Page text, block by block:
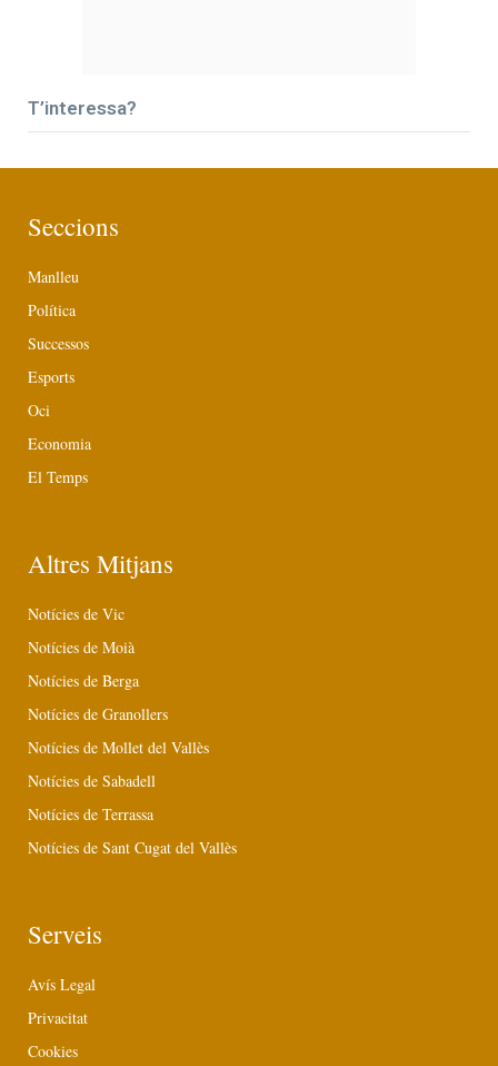
T’interessa?
Seccions
Manlleu
Política
Successos
Esports
Oci
Economia
El Temps
Altres Mitjans
Notícies de Vic
Notícies de Moià
Notícies de Berga
Notícies de Granollers
Notícies de Mollet del Vallès
Notícies de Sabadell
Notícies de Terrassa
Notícies de Sant Cugat del Vallès
Serveis
Avís Legal
Privacitat
Cookies